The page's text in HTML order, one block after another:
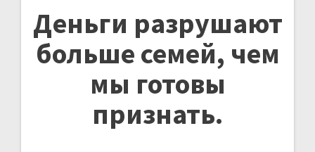
Деньги разрушают
больше семей, чем
мы готовы
признать.